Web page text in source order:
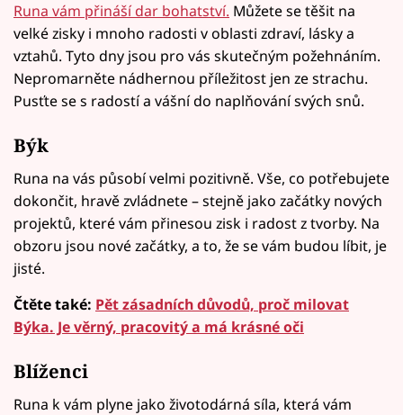
Runa vám přináší dar bohatství. Můžete se těšit na
velké zisky i mnoho radosti v oblasti zdraví, lásky a
vztahů. Tyto dny jsou pro vás skutečným požehnáním.
Nepromarněte nádhernou příležitost jen ze strachu.
Pusťte se s radostí a vášní do naplňování svých snů.
Býk
Runa na vás působí velmi pozitivně. Vše, co potřebujete
dokončit, hravě zvládnete – stejně jako začátky nových
projektů, které vám přinesou zisk i radost z tvorby. Na
obzoru jsou nové začátky, a to, že se vám budou líbit, je
jisté.
Čtěte také: Pět zásadních důvodů, proč milovat
Býka. Je věrný, pracovitý a má krásné oči
Blíženci
Runa k vám plyne jako životodárná síla, která vám